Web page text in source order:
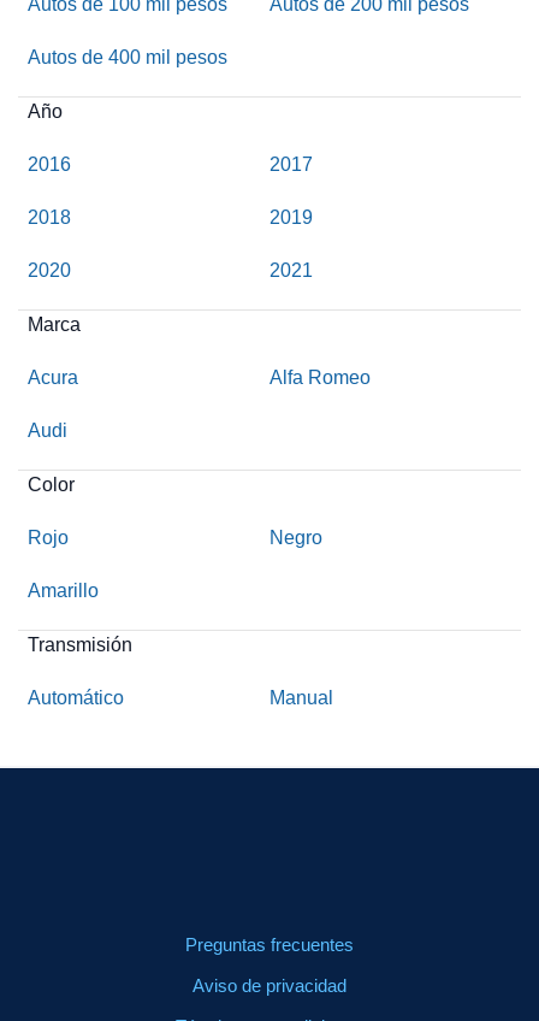
Autos de 400 mil pesos
Año
2016 2017
2018 2019
2020 2021
Marca
Acura Alfa Romeo
Audi
Color
Rojo Negro
Amarillo
Transmisión
Automático Manual
Preguntas frecuentes
Aviso de privacidad